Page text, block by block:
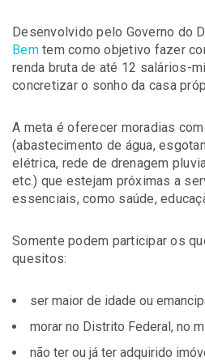
Desenvolvido pelo Governo do
Bemtem como objetivo fazer
renda bruta de até 12 salários-
concretizar o sonho da casa
A meta é oferecer moradias
(abastecimento de água,
elétrica, rede de drenagem
etc.) que estejam próximas a
essenciais, como saúde,
Somente podem participar os
quesitos:
ser maior de idade ou
morar no Distrito Federal, no
não ter ou já ter adquirido